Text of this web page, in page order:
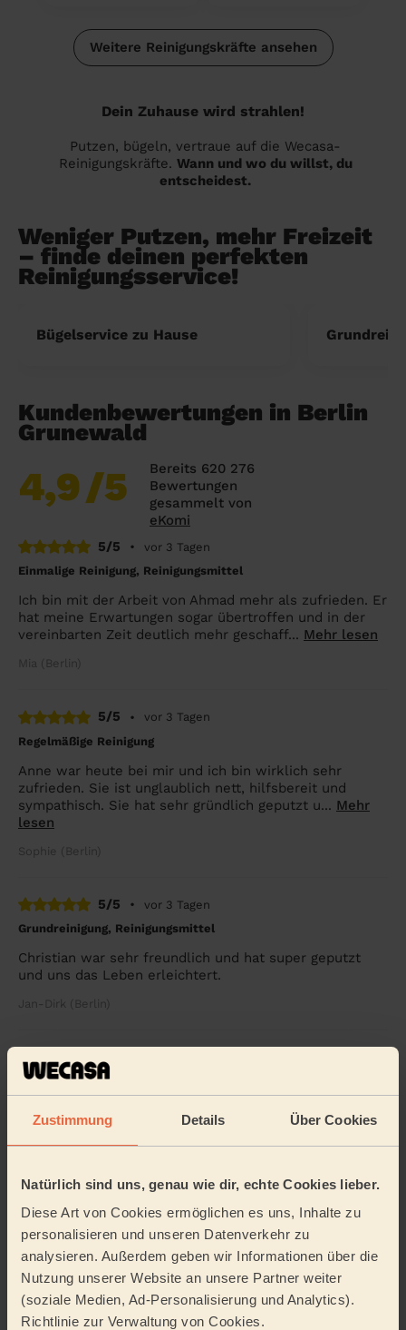
Zustimmung Details Über Cookies
Natürlich sind uns, genau wie dir, echte Cookies lieber.
Diese Art von Cookies ermöglichen es uns, Inhalte zu
personalisieren und unseren Datenverkehr zu
analysieren. Außerdem geben wir Informationen über die
Nutzung unserer Website an unsere Partner weiter
(soziale Medien, Ad-Personalisierung und Analytics).
Richtlinie zur Verwaltung von Cookies.
Weitere Reinigungskräfte ansehen
Dein Zuhause wird strahlen!
Putzen, bügeln, vertraue auf die Wecasa-
Reinigungskräfte. Wann und wo du willst, du
entscheidest.
Weniger Putzen, mehr Freizeit
– finde deinen perfekten
Reinigungsservice!
Bügelservice zu Hause
Kundenbewertungen in Berlin
Grunewald
4,9/5
Bereits 620 276
Bewertungen
gesammelt von
eKomi
5/5
•
vor 3 Tagen
Einmalige Reinigung, Reinigungsmittel
Ich bin mit der Arbeit von Ahmad mehr als zufrieden. Er
hat meine Erwartungen sogar übertroffen und in der
vereinbarten Zeit deutlich mehr geschaff... Mehr lesen
Mia (Berlin)
5/5 •
vor 3 Tagen
Regelmäßige Reinigung
Anne war heute bei mir und ich bin wirklich sehr
zufrieden. Sie ist unglaublich nett, hilfsbereit und
sympathisch. Sie hat sehr gründlich geputzt u... Mehr
lesen
Sophie (Berlin)
5/5 •
vor 3 Tagen
Grundreinigung, Reinigungsmittel
Christian war sehr freundlich und hat super geputzt
und uns das Leben erleichtert.
Jan-Dirk (Berlin)
Regelmäßige Reinigung, Reinigungsmittel
Hamed has been helping me out for some months now.
He is doing a thorough job. I am grateful that he is also
flexible with scheduling. I will book ...Mehr lesen
vor 4 Tagen
Einmalige Reinigung
Wir sind mehr als zufrieden und können Claudia von
Herzen weiterempfehlen. Sie arbeitet unglaublich
gründlich und hinterließ unsere Wohnung blitzsa...